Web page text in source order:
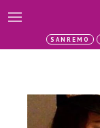
SANREMO